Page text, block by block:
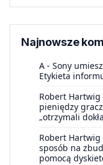
Najnowsze
A - Sony
Etykieta
Robert Hartwig
pieniędzy
„otrzymali
Robert Hartwig
sposób na
pomocą